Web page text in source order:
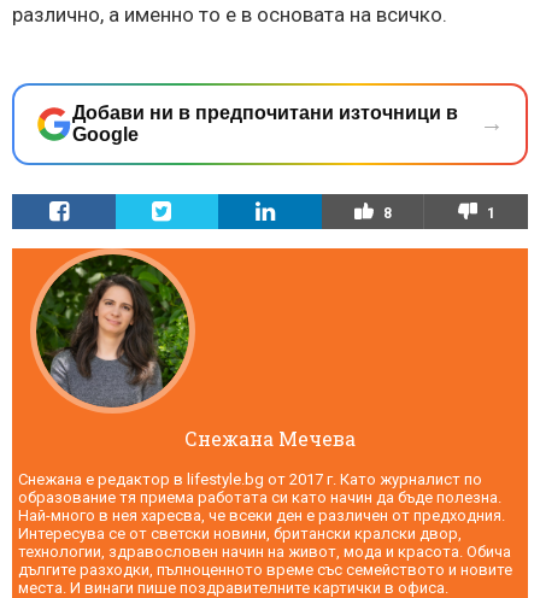
различно, а именно то е в основата на всичко.
Добави ни в предпочитани източници в
Google
→
8 1
Снежана Мечева
Снежана е редактор в lifestyle.bg от 2017 г. Като журналист по
образование тя приема работата си като начин да бъде полезна.
Най-много в нея харесва, че всеки ден е различен от предходния.
Интересува се от светски новини, британски кралски двор,
технологии, здравословен начин на живот, мода и красота. Обича
дългите разходки, пълноценното време със семейството и новите
места. И винаги пише поздравителните картички в офиса.